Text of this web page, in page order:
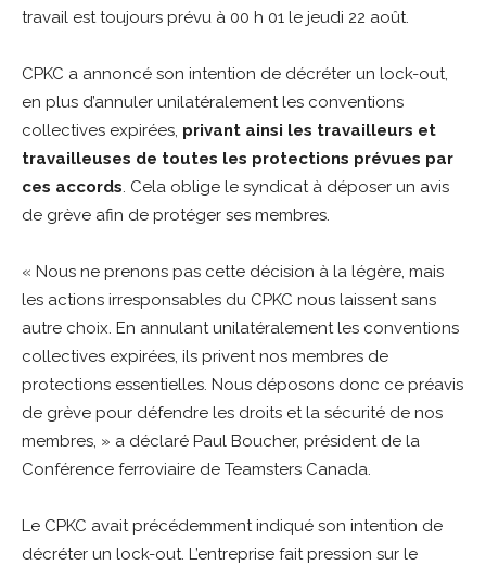
travail est toujours prévu à 00 h 01 le jeudi 22 août.
CPKC a annoncé son intention de décréter un lock-out,
en plus d’annuler unilatéralement les conventions
collectives expirées, privant ainsi les travailleurs et
travailleuses de toutes les protections prévues par
ces accords. Cela oblige le syndicat à déposer un avis
de grève afin de protéger ses membres.
« Nous ne prenons pas cette décision à la légère, mais
les actions irresponsables du CPKC nous laissent sans
autre choix. En annulant unilatéralement les conventions
collectives expirées, ils privent nos membres de
protections essentielles. Nous déposons donc ce préavis
de grève pour défendre les droits et la sécurité de nos
membres, » a déclaré Paul Boucher, président de la
Conférence ferroviaire de Teamsters Canada.
Le CPKC avait précédemment indiqué son intention de
décréter un lock-out. L’entreprise fait pression sur le